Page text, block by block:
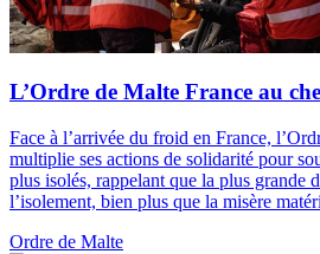
L’Ordre de Malte France au
Face à l’arrivée du froid en France,
multiplie ses actions de solidarité pour
plus isolés, rappelant que la plus grande
l’isolement, bien plus que la misère
Ordre de Malte